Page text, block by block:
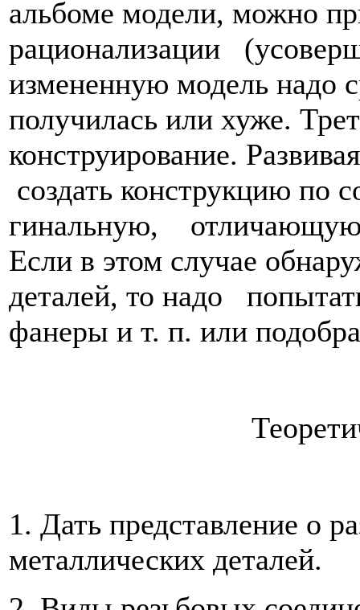
альбоме модели, можно
рационализации
измененную модель надо
получилась или хуже.
конструирование.
создать конструкцию
гинальную,
Если в этом случае
деталей, то надо
фанеры и т. п. или
1. Дать представление о
металлических деталей.